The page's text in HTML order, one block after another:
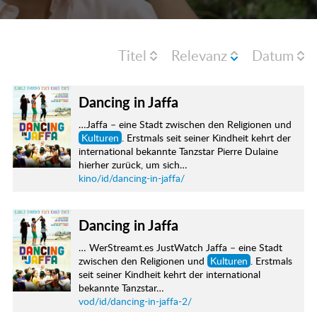
Titel Relevanz Datum
Dancing in Jaffa
…Jaffa – eine Stadt zwischen den Religionen und
Kulturen . Erstmals seit seiner Kindheit kehrt der
international bekannte Tanzstar Pierre Dulaine
hierher zurück, um sich…
kino/id/dancing-in-jaffa/
Dancing in Jaffa
… WerStreamt.es JustWatch Jaffa – eine Stadt
zwischen den Religionen und Kulturen . Erstmals
seit seiner Kindheit kehrt der international
bekannte Tanzstar…
vod/id/dancing-in-jaffa-2/